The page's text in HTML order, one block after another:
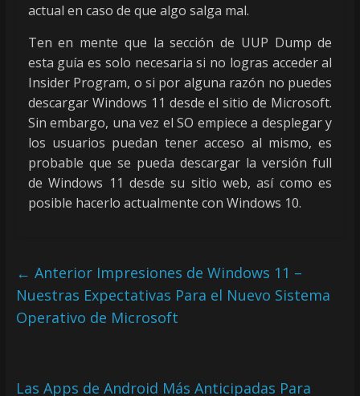
actual en caso de que algo salga mal.
Ten en mente que la sección de UUP Dump de
esta guía es solo necesaria si no logras acceder al
Insider Program, o si por alguna razón no puedes
descargar Windows 11 desde el sitio de Microsoft.
Sin embargo, una vez el SO empiece a desplegar y
los usuarios puedan tener acceso al mismo, es
probable que se pueda descargar la versión full
de Windows 11 desde su sitio web, así como es
posible hacerlo actualmente con Windows 10.
← AnteriorImpresiones de Windows 11 –
Nuestras Expectativas Para el Nuevo Sistema
Operativo de Microsoft
Las Apps de Android Más Anticipadas Para